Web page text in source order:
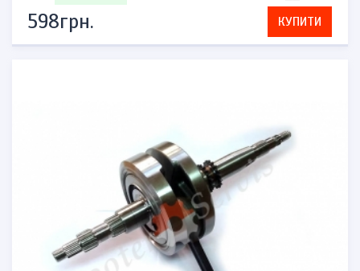
598грн. КУПИТИ